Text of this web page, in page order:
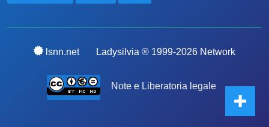
lsnn.net Ladysilvia ® 1999-2026 Network
Note e Liberatoria legale